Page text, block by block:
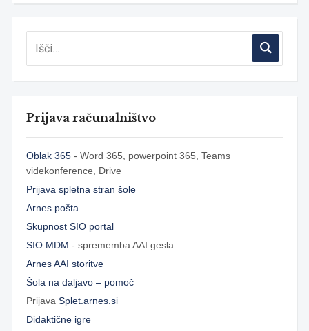
Prijava računalništvo
Oblak 365- Word 365, powerpoint 365, Teams
videkonference, Drive
Prijava spletna stran šole
Arnes pošta
Skupnost SIO portal
SIO MDM - sprememba AAI gesla
Arnes AAI storitve
Šola na daljavo – pomoč
Prijava Splet.arnes.si
Didaktične igre